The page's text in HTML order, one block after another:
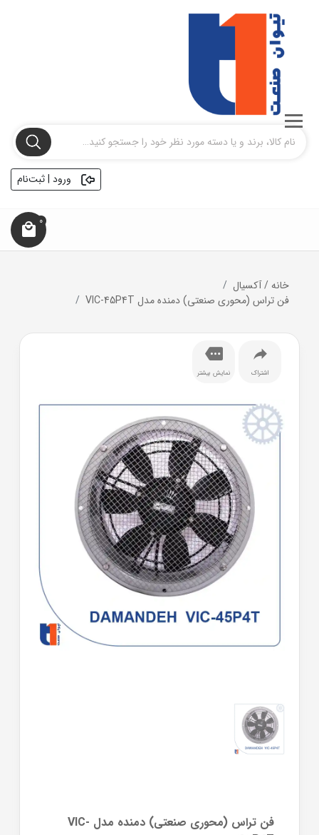
ورود | ثبت‌نام
0
خانه/آکسیال
فن تراس (محوری صنعتی) دمنده مدل VIC-45P4T
اشتراک نمایش بیشتر
فن تراس (محوری صنعتی) دمنده مدل VIC-